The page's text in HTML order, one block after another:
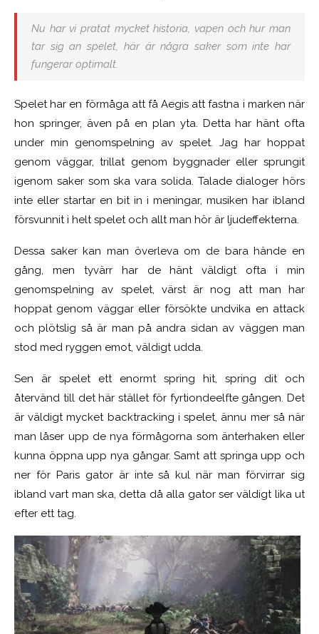
Nu har vi pratat mycket historia, vapen och hur man
tar sig an spelet, här är några saker som inte har
fungerar optimalt.
Spelet har en förmåga att få Aegis att fastna i marken när
hon springer, även på en plan yta. Detta har hänt ofta
under min genomspelning av spelet. Jag har hoppat
genom väggar, trillat genom byggnader eller sprungit
igenom saker som ska vara solida. Talade dialoger hörs
inte eller startar en bit in i meningar, musiken har ibland
försvunnit i helt spelet och allt man hör är ljudeffekterna.
Dessa saker kan man överleva om de bara hände en
gång, men tyvärr har de hänt väldigt ofta i min
genomspelning av spelet, värst är nog att man har
hoppat genom väggar eller försökte undvika en attack
och plötslig så är man på andra sidan av väggen man
stod med ryggen emot, väldigt udda.
Sen är spelet ett enormt spring hit, spring dit och
återvänd till det här stället för fyrtiondeelfte gången. Det
är väldigt mycket backtracking i spelet, ännu mer så när
man låser upp de nya förmågorna som änterhaken eller
kunna öppna upp nya gångar. Samt att springa upp och
ner för Paris gator är inte så kul när man förvirrar sig
ibland vart man ska, detta då alla gator ser väldigt lika ut
efter ett tag.